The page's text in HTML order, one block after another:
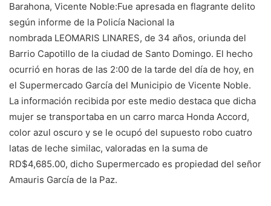
Barahona, Vicente Noble:Fue apresada en flagrante delito
según informe de la Policía Nacional la
nombrada LEOMARIS LINARES, de 34 años, oriunda del
Barrio Capotillo de la ciudad de Santo Domingo. El hecho
ocurrió en horas de las 2:00 de la tarde del día de hoy, en
el Supermercado García del Municipio de Vicente Noble.
La información recibida por este medio destaca que dicha
mujer se transportaba en un carro marca Honda Accord,
color azul oscuro y se le ocupó del supuesto robo cuatro
latas de leche similac, valoradas en la suma de
RD$4,685.00, dicho Supermercado es propiedad del señor
Amauris García de la Paz.